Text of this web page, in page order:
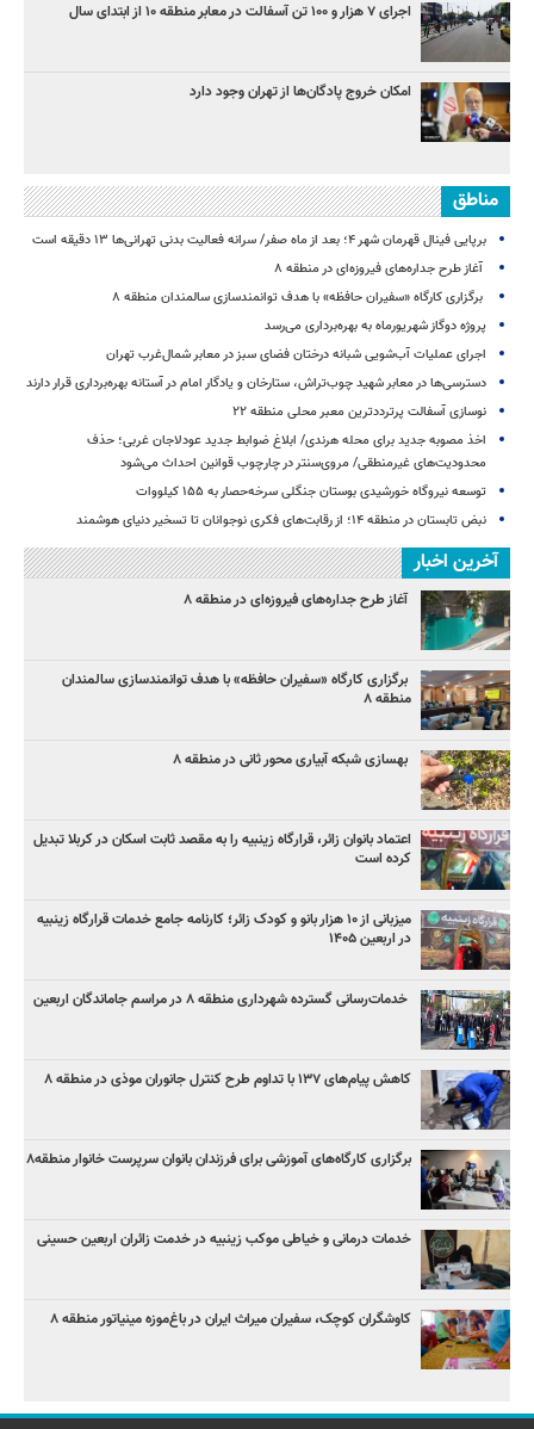
اجرای ۷ هزار و ۱۰۰ تن آسفالت در معابر منطقه ۱۰ از ابتدای سال
امکان خروج پادگان‌ها از تهران وجود دارد
مناطق
برپایی فینال قهرمان شهر ۴؛ بعد از ماه صفر/ سرانه فعالیت بدنی تهرانی‌ها ۱۳ دقیقه است
آغاز طرح جداره‌های فیروزه‌ای در منطقه ۸
برگزاری کارگاه «سفیران حافظه» با هدف توانمندسازی سالمندان منطقه ۸
پروژه دوگاز شهریورماه به بهره‌برداری می‌رسد
اجرای عملیات آب‌شویی شبانه درختان فضای سبز در معابر شمال‌غرب تهران
دسترسی‌ها در معابر شهید چوب‌تراش، ستارخان و یادگار امام در آستانه بهره‌برداری قرار دارند
نوسازی آسفالت پرترددترین معبر محلی منطقه ۲۲
اخذ مصوبه جدید برای محله هرندی/ ابلاغ ضوابط جدید عودلاجان غربی؛ حذف
محدودیت‌های غیرمنطقی/ مروی‌سنتر در چارچوب قوانین احداث می‌شود
توسعه نیروگاه خورشیدی بوستان جنگلی سرخه‌حصار به ۱۵۵ کیلووات
نبض تابستان در منطقه ۱۴؛ از رقابت‌های فکری نوجوانان تا تسخیر دنیای هوشمند
آخرین اخبار
آغاز طرح جداره‌های فیروزه‌ای در منطقه ۸
برگزاری کارگاه «سفیران حافظه» با هدف توانمندسازی سالمندان
منطقه ۸
بهسازی شبکه آبیاری محور ثانی در منطقه ۸
اعتماد بانوان زائر، قرارگاه زینبیه را به مقصد ثابت اسکان در کربلا تبدیل
کرده است
میزبانی از ۱۰ هزار بانو و کودک زائر؛ کارنامه جامع خدمات قرارگاه زینبیه
در اربعین ۱۴۰۵
خدمات‌رسانی گسترده شهرداری منطقه ۸ در مراسم جاماندگان اربعین
کاهش پیام‌های ۱۳۷ با تداوم طرح کنترل جانوران موذی در منطقه ۸
برگزاری کارگاه‌های آموزشی برای فرزندان بانوان سرپرست خانوار منطقه۸
خدمات درمانی و خیاطی موکب زینبیه در خدمت زائران اربعین حسینی
کاوشگران کوچک، سفیران میراث ایران در باغ‌موزه مینیاتور منطقه ۸